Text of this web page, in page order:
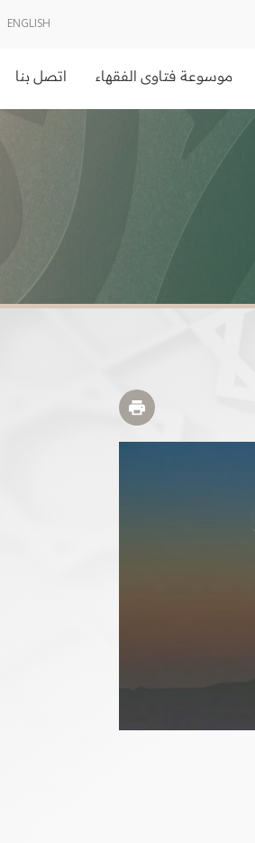
ENGLISH
موسوعة فتاوى الفقهاء اتصل بنا